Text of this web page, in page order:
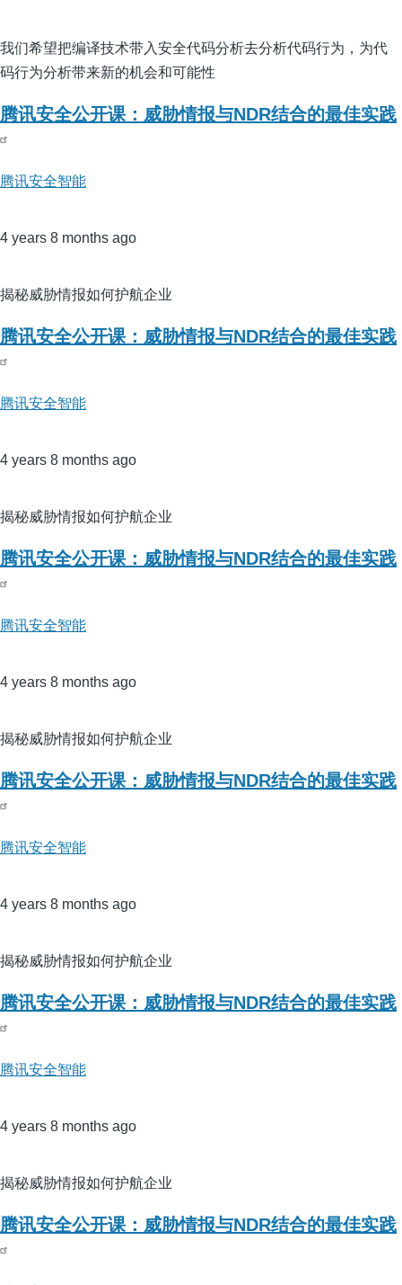
我们希望把编译技术带入安全代码分析去分析代码行为，为代
码行为分析带来新的机会和可能性
腾讯安全公开课：威胁情报与NDR结合的最佳实践
腾讯安全智能
4 years 8 months ago
揭秘威胁情报如何护航企业
腾讯安全公开课：威胁情报与NDR结合的最佳实践
腾讯安全智能
4 years 8 months ago
揭秘威胁情报如何护航企业
腾讯安全公开课：威胁情报与NDR结合的最佳实践
腾讯安全智能
4 years 8 months ago
揭秘威胁情报如何护航企业
腾讯安全公开课：威胁情报与NDR结合的最佳实践
腾讯安全智能
4 years 8 months ago
揭秘威胁情报如何护航企业
腾讯安全公开课：威胁情报与NDR结合的最佳实践
腾讯安全智能
4 years 8 months ago
揭秘威胁情报如何护航企业
腾讯安全公开课：威胁情报与NDR结合的最佳实践